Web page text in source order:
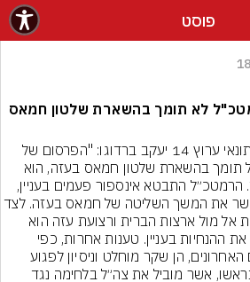
פוסט
לא תומך בהשארת שלטון חמאס
גם באופן פומבי, שאין לאפשר את המשך השליטה של חמאס בעזה. לצד